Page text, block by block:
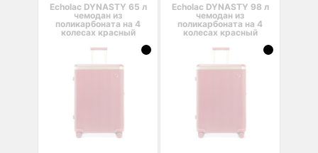
Echolac DYNASTY 65 л
чемодан из
поликарбоната на 4
колесах красный
Echolac DYNASTY 98 л
чемодан из
поликарбоната на 4
колесах красный